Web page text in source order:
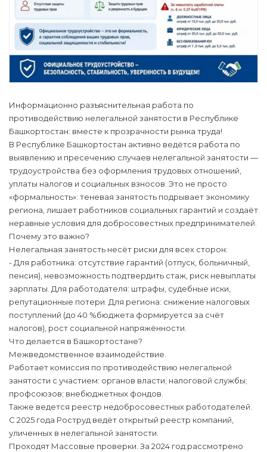
Информационно разъяснительная работа по
противодействию нелегальной занятости в Республике
Башкортостан: вместе к прозрачности рынка труда!
В Республике Башкортостан активно ведётся работа по
выявлению и пресечению случаев нелегальной занятости —
трудоустройства без оформления трудовых отношений,
уплаты налогов и социальных взносов. Это не просто
«формальность»: теневая занятость подрывает экономику
региона, лишает работников социальных гарантий и создаёт
неравные условия для добросовестных предпринимателей.
Почему это важно?
Нелегальная занятость несёт риски для всех сторон:
- Для работника: отсутствие гарантий (отпуск, больничный,
пенсия), невозможность подтвердить стаж, риск невыплаты
зарплаты. Для работодателя: штрафы, судебные иски,
репутационные потери. Для региона: снижение налоговых
поступлений (до 40 %бюджета формируется за счёт
налогов), рост социальной напряжённости.
Что делается в Башкортостане?
Межведомственное взаимодействие.
Работает комиссия по противодействию нелегальной
занятости с участием: органов власти; налоговой службы;
профсоюзов; внебюджетных фондов.
Также ведется реестр недобросовестных работодателей.
С 2025 года Роструд ведёт открытый реестр компаний,
уличенных в нелегальной занятости.
Проходят Массовые проверки. За 2024 год:рассмотрено